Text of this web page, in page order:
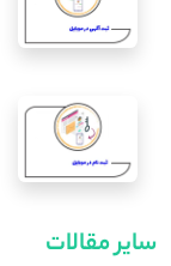
سایر مقالات